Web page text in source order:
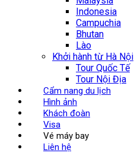
Indonesia
Campuchia
Bhutan
Lào
Khởi hành từ Hà Nội
Tour Quốc Tế
Tour Nội Địa
Cẩm nang du lịch
Hình ảnh
Khách đoàn
Visa
Vé máy bay
Liên hệ